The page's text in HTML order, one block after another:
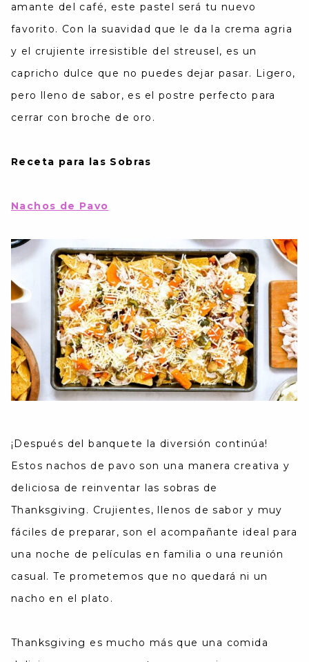
amante del café, este pastel será tu nuevo
favorito. Con la suavidad que le da la crema agria
y el crujiente irresistible del streusel, es un
capricho dulce que no puedes dejar pasar. Ligero,
pero lleno de sabor, es el postre perfecto para
cerrar con broche de oro.
Receta para las Sobras
Nachos de Pavo
¡Después del banquete la diversión continúa!
Estos nachos de pavo son una manera creativa y
deliciosa de reinventar las sobras de
Thanksgiving. Crujientes, llenos de sabor y muy
fáciles de preparar, son el acompañante ideal para
una noche de películas en familia o una reunión
casual. Te prometemos que no quedará ni un
nacho en el plato.
Thanksgiving es mucho más que una comida